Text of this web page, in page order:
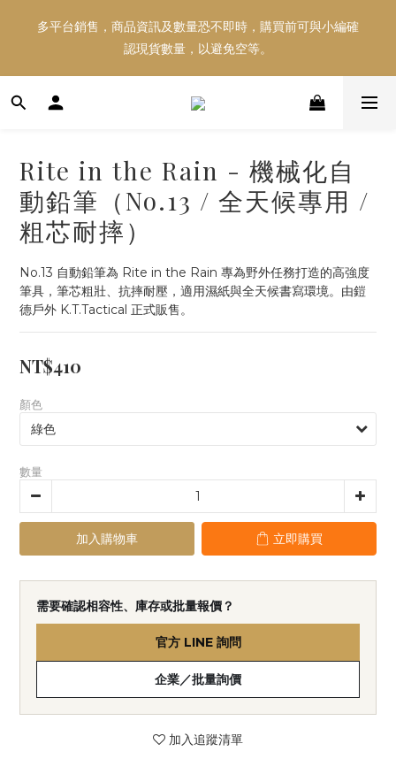
多平台銷售，商品資訊及數量恐不即時，購買前可與小編確
認現貨數量，以避免空等。
多平台銷售，商品資訊及數量恐不即時，購買前可與小編確
認現貨數量，以避免空等。
好東西跟好朋友分享～推薦好友一同享100元購物金！！！
多平台銷售，商品資訊及數量恐不即時，購買前可與小編確
認現貨數量，以避免空等。
Rite in the Rain - 機械化自
動鉛筆（No.13 / 全天候專用 /
粗芯耐摔）
No.13 自動鉛筆為 Rite in the Rain 專為野外任務打造的高強度
筆具，筆芯粗壯、抗摔耐壓，適用濕紙與全天候書寫環境。由鎧
德戶外 K.T.Tactical 正式販售。
NT$410
顏色
數量
加入購物車 立即購買
需要確認相容性、庫存或批量報價？
官方 LINE 詢問
企業／批量詢價
加入追蹤清單